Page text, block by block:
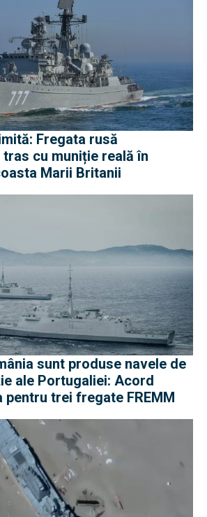
Fregata rusă
cu muniție reală în
Marii Britanii
sunt produse navele de
ale Portugaliei: Acord
trei fregate FREMM